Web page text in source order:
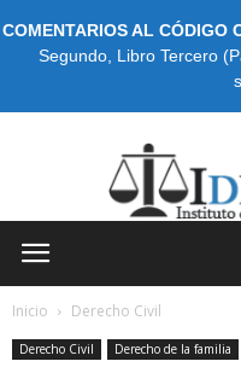
COMENTARIOS AL CÓDIGO
Segundo, Libro Tercero
Inicio Derecho Civil
Derecho Civil Derecho de la familia